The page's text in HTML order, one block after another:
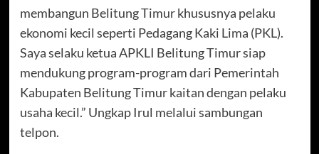
membangun Belitung Timur khususnya pelaku
ekonomi kecil seperti Pedagang Kaki Lima (PKL).
Saya selaku ketua APKLI Belitung Timur siap
mendukung program-program dari Pemerintah
Kabupaten Belitung Timur kaitan dengan pelaku
usaha kecil.” Ungkap Irul melalui sambungan
telpon.